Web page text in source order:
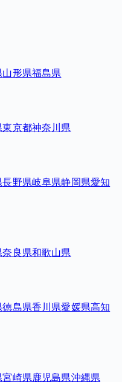
山形県福島県
東京都神奈川県
長野県岐阜県静岡県愛知
奈良県和歌山県
徳島県香川県愛媛県高知
宮崎県鹿児島県沖縄県